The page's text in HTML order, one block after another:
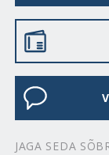
JAGA SEDA